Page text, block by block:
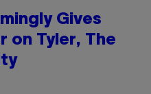
Gives
on Tyler, The